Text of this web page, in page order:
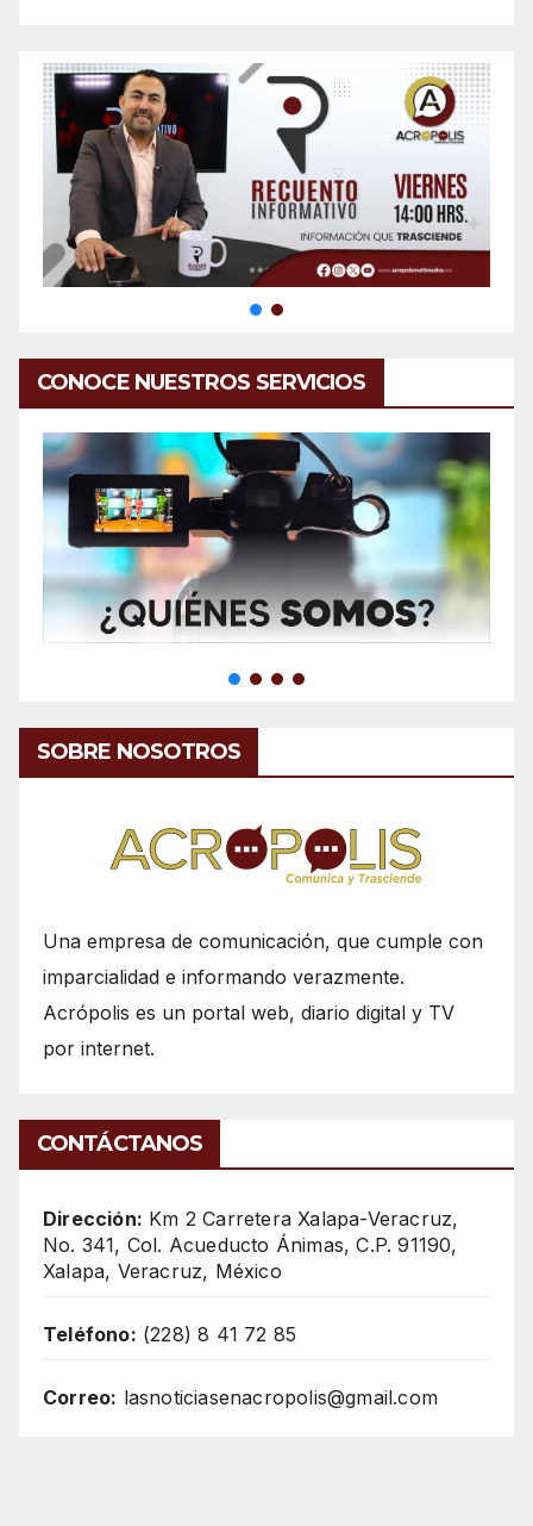
CONOCE NUESTROS SERVICIOS
SOBRE NOSOTROS
Una empresa de comunicación, que cumple con
imparcialidad e informando verazmente.
Acrópolis es un portal web, diario digital y TV
por internet.
CONTÁCTANOS
Dirección: Km 2 Carretera Xalapa-Veracruz,
No. 341, Col. Acueducto Ánimas, C.P. 91190,
Xalapa, Veracruz, México
Teléfono: (228) 8 41 72 85
Correo: lasnoticiasenacropolis@gmail.com